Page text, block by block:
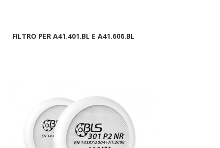
FILTRO PER A41.401.BL E A41.606.BL